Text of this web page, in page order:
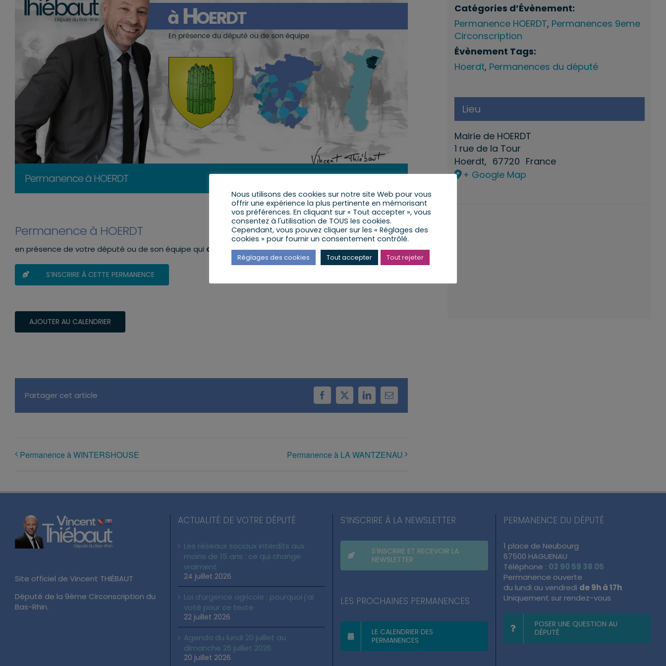
Permanence à HOERDT
Permanence à HOERDT
en présence de votre député ou de son équipe qui aura lieu à la Mairie de Hoerdt
S’INSCRIRE À CETTE PERMANENCE
AJOUTER AU CALENDRIER
Partager cet article Facebook
X LinkedInEmail
Permanence à WINTERSHOUSE Permanence à LA WANTZENAU
Catégories d’Évènement:
Permanence HOERDT, Permanences 9eme
Circonscription
Évènement Tags:
Hoerdt, Permanences du député
Lieu
Mairie de HOERDT
1 rue de la Tour
Hoerdt, 67720 France
+ Google Map
Site officiel de Vincent THIÉBAUT
Député de la 9ème Circonscription du
Bas-Rhin.
ACTUALITÉ DE VOTRE DÉPUTÉ
Les réseaux sociaux interdits aux
moins de 15 ans : ce qui change
vraiment
24 juillet 2026
Loi d’urgence agricole : pourquoi j’ai
voté pour ce texte
22 juillet 2026
Agenda du lundi 20 juillet au
dimanche 26 juillet 2026
20 juillet 2026
S’INSCRIRE À LA NEWSLETTER
S’INSCRIRE ET RECEVOIR LA
NEWSLETTER
LES PROCHAINES PERMANENCES
LE CALENDRIER DES
PERMANENCES
PERMANENCE DU DÉPUTÉ
1 place de Neubourg
67500 HAGUENAU
Téléphone : 03 90 59 38 05
Permanence ouverte
du lundi au vendredi de 9h à 17h
Uniquement sur rendez-vous
POSER UNE QUESTION AU
DÉPUTÉ
Nous utilisons des cookies sur notre site Web pour vous
offrir une expérience la plus pertinente en mémorisant
vos préférences. En cliquant sur « Tout accepter », vous
consentez à l'utilisation de TOUS les cookies.
Cependant, vous pouvez cliquer sur les « Réglages des
cookies » pour fournir un consentement contrôlé.
Réglages des cookies Tout accepter Tout rejeter